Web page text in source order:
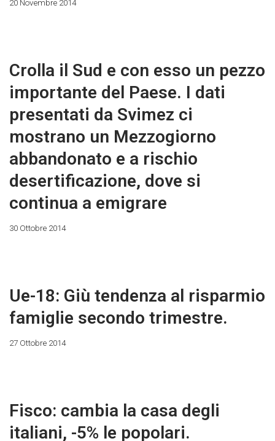
20 Novembre 2014
Crolla il Sud e con esso un pezzo
importante del Paese. I dati
presentati da Svimez ci
mostrano un Mezzogiorno
abbandonato e a rischio
desertificazione, dove si
continua a emigrare
30 Ottobre 2014
Ue-18: Giù tendenza al risparmio
famiglie secondo trimestre.
27 Ottobre 2014
Fisco: cambia la casa degli
italiani, -5% le popolari.